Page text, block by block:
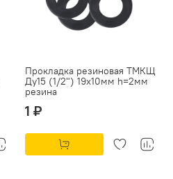
Прокладка резиновая ТМКЩ
Ду15 (1/2") 19х10мм h=2мм
резина
1 ₽